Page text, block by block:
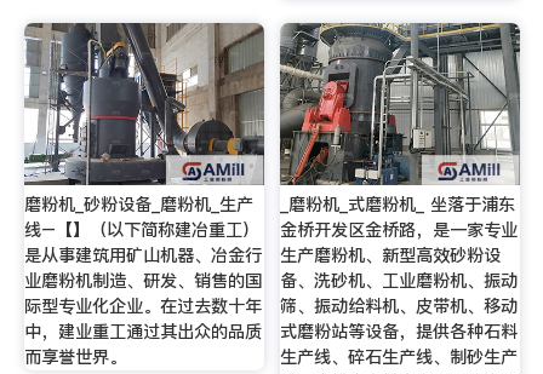
磨粉机_砂粉设备_磨粉机_生产
线–【】（以下简称建冶重工）
是从事建筑用矿山机器、冶金行
业磨粉机制造、研发、销售的国
际型专业化企业。在过去数十年
中，建业重工通过其出众的品质
而享誉世界。
_磨粉机_式磨粉机_ 坐落于浦东
金桥开发区金桥路，是一家专业
生产磨粉机、新型高效砂粉设
备、洗砂机、工业磨粉机、振动
筛、振动给料机、皮带机、移动
式磨粉站等设备，提供各种石料
生产线、碎石生产线、制砂生产